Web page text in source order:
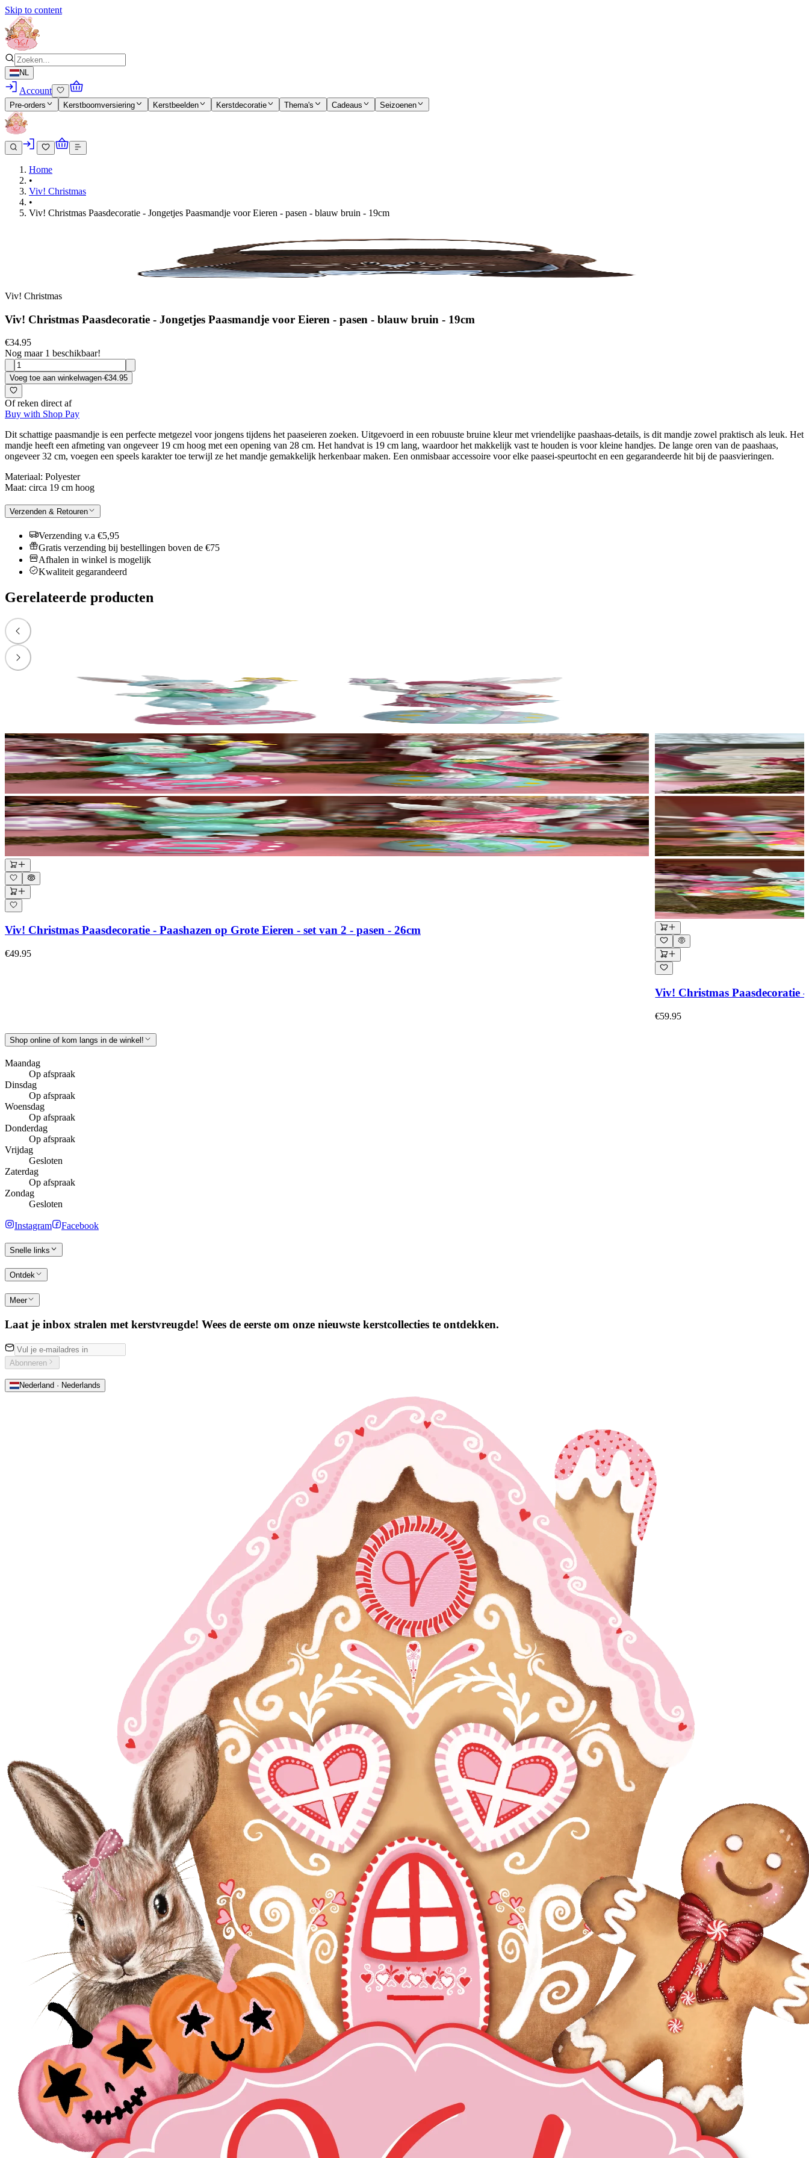
Skip to content
NL
Account
Pre-orders Kerstboomversiering Kerstbeelden Kerstdecoratie Thema's Cadeaus Seizoenen
Home
•
Viv! Christmas
•
Viv! Christmas Paasdecoratie - Jongetjes Paasmandje voor Eieren - pasen - blauw bruin - 19cm
Viv! Christmas
Viv! Christmas Paasdecoratie - Jongetjes Paasmandje voor Eieren - pasen - blauw bruin - 19cm
€34.95
Nog maar 1 beschikbaar!
Voeg toe aan winkelwagen·€34.95
Of reken direct af
Buy with Shop Pay
Dit schattige paasmandje is een perfecte metgezel voor jongens tijdens het paaseieren zoeken. Uitgevoerd in een robuuste bruine kleur met vriendelijke paashaas-details, is dit mandje zowel praktisch als leuk. Het
mandje heeft een afmeting van ongeveer 19 cm hoog met een opening van 28 cm. Het handvat is 19 cm lang, waardoor het makkelijk vast te houden is voor kleine handjes. De lange oren van de paashaas,
ongeveer 32 cm, voegen een speels karakter toe terwijl ze het mandje gemakkelijk herkenbaar maken. Een onmisbaar accessoire voor elke paasei-speurtocht en een gegarandeerde hit bij de paasvieringen.
Materiaal: Polyester
Maat: circa 19 cm hoog
Verzenden & Retouren
Verzending v.a €5,95
Gratis verzending bij bestellingen boven de €75
Afhalen in winkel is mogelijk
Kwaliteit gegarandeerd
Gerelateerde producten
Viv! Christmas Paasdecoratie - Paashazen op Grote Eieren - set van 2 - pasen - 26cm
€49.95
Viv! Christmas Paasdecoratie
€59.95
Shop online of kom langs in de winkel!
Maandag
Op afspraak
Dinsdag
Op afspraak
Woensdag
Op afspraak
Donderdag
Op afspraak
Vrijdag
Gesloten
Zaterdag
Op afspraak
Zondag
Gesloten
Instagram Facebook
Snelle links
Ontdek
Meer
Laat je inbox stralen met kerstvreugde! Wees de eerste om onze nieuwste kerstcollecties te ontdekken.
Abonneren
Nederland · Nederlands